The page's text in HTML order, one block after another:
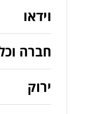
וידאו
חברה
ירוק